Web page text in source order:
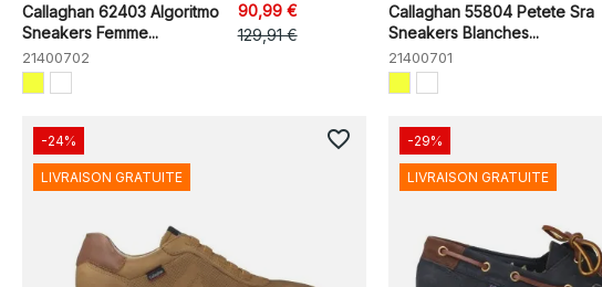
Callaghan 62403 Algoritmo
Sneakers Femme...
21400702
90,99 €
129,91 €
Callaghan 55804 Petete Sra
Sneakers Blanches...
21400701
-24%
LIVRAISON GRATUITE
favorite_border -29%
LIVRAISON GRATUITE